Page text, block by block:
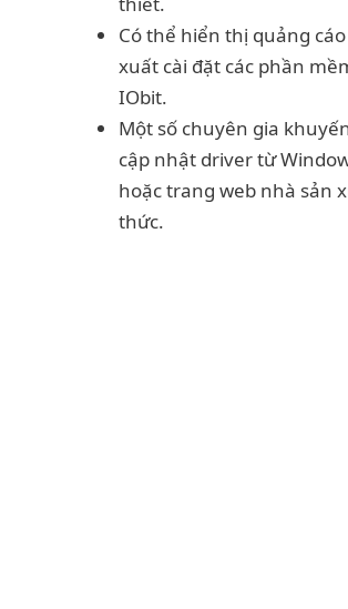
Có thể hiển thị quảng
xuất cài đặt các phần
IObit.
Một số chuyên gia
cập nhật driver từ
hoặc trang web nhà sản
thức.